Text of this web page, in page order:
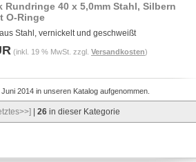
Rundringe 40 x 5,0mm Stahl, Silbern
O-Ringe
Stahl, vernickelt und geschweißt
(inkl. 19 % MwSt. zzgl. Versandkosten)
2014 in unseren Katalog aufgenommen.
26 in dieser Kategorie